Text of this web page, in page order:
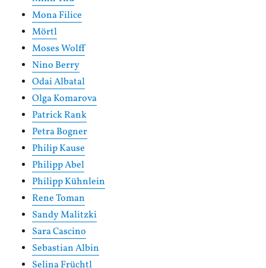
Mona Filice
Mörtl
Moses Wolff
Nino Berry
Odai Albatal
Olga Komarova
Patrick Rank
Petra Bogner
Philip Kause
Philipp Abel
Philipp Kühnlein
Rene Toman
Sandy Malitzki
Sara Cascino
Sebastian Albin
Selina Früchtl